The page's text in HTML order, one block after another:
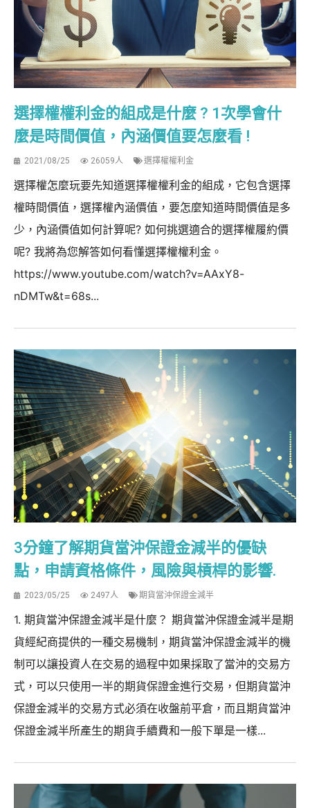
選擇權權利金的組成是什麼 ? 1次學會什
麼是時間價值，內涵價值要怎麼看 !
2021/08/25 26059人 選擇權權利金
選擇權怎麼玩要先知道選擇權權利金的組成，它包含選擇
權時間價值，選擇權內涵價值，要怎麼知道時間價值是多
少，內涵價值如何計算呢? 如何挑選適合的選擇權履約價
呢? 我將為您解答如何看懂選擇權權利金。
https://www.youtube.com/watch?v=AAxY8-
nDMTw&t=68s...
3分鐘了解期貨當沖保證金減半的優缺
點，申請資格條件，風險與槓桿的影響.
2023/05/25 2497人 期貨當沖保證金減半
1. 期貨當沖保證金減半是什麼？ 期貨當沖保證金減半是期
貨經紀商提供的一種交易機制，期貨當沖保證金減半的機
制可以讓投資人在交易的過程中如果採取了當沖的交易方
式，可以只使用一半的期貨保證金進行交易，但期貨當沖
保證金減半的交易方式必須在收盤前平倉，而且期貨當沖
保證金減半所產生的期貨手續費和一般下單是一樣...